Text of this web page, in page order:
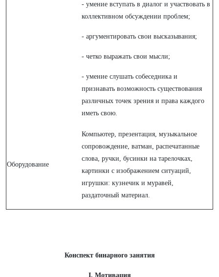
- умение вступать в диалог и участвовать в
коллективном обсуждении проблем;
- аргументировать свои высказывания;
- четко выражать свои мысли;
- умение слушать собеседника и
признавать возможность существования
различных точек зрения и права каждого
иметь свою.
Оборудование
Компьютер, презентация, музыкальное
сопровождение, ватман, распечатанные
слова, ручки, бусинки на тарелочках,
картинки с изображением ситуаций,
игрушки: кузнечик и муравей,
раздаточный материал.
Конспект бинарного занятия
I. Мотивация